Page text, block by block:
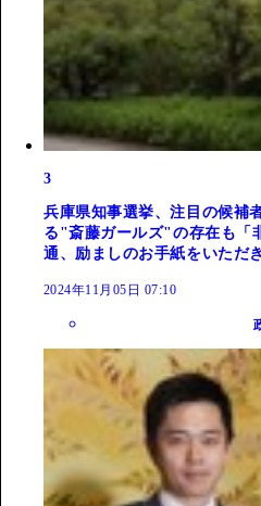
3
兵庫県知事選挙、注目の候
る"斎藤ガールズ"の存在も「
通、励ましのお手紙をいただ
2024年11月05日 07:10